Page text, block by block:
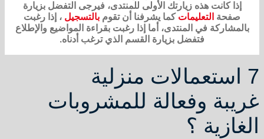
إذا كانت هذه زيارتك الأولى للمنتدى، فيرجى التفضل بزيارة
صفحة التعليمات كما يشرفنا أن تقوم بالتسجيل ، إذا رغبت
بالمشاركة في المنتدى، أما إذا رغبت بقراءة المواضيع والإطلاع
فتفضل بزيارة القسم الذي ترغب أدناه.
7 استعمالات منزلية
غريبة وفعالة للمشروبات
الغازية ؟